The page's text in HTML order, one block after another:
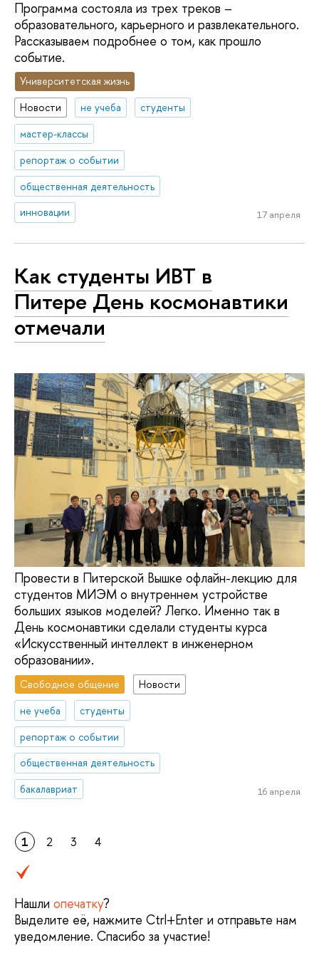
Программа состояла из трех треков –
образовательного, карьерного и развлекательного.
Рассказываем подробнее о том, как прошло
событие.
Университетская жизнь
Новости
не учеба
студенты
мастер-классы
репортаж о событии
общественная деятельность
инновации
17 апреля
Как студенты ИВТ в
Питере День космонавтики
отмечали
Провести в Питерской Вышке офлайн-лекцию для
студентов МИЭМ о внутреннем устройстве
больших языков моделей? Легко. Именно так в
День космонавтики сделали студенты курса
«Искусственный интеллект в инженерном
образовании».
Свободное общение
Новости
не учеба
студенты
репортаж о событии
общественная деятельность
бакалавриат
16 апреля
1 2 3 4
Нашли опечатку?
Выделите её, нажмите Ctrl+Enter и отправьте нам
уведомление. Спасибо за участие!